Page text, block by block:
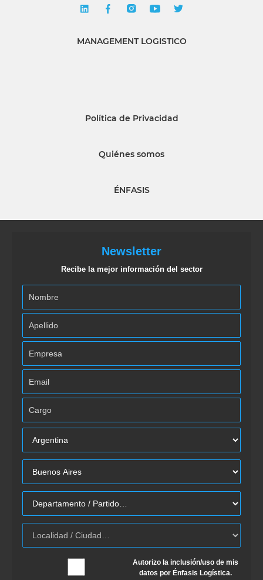
MANAGEMENT LOGISTICO
Política de Privacidad
Quiénes somos
ÉNFASIS
Newsletter
Recibe la mejor información del sector
Autorizo la inclusión/uso de mis
datos por Énfasis Logística.